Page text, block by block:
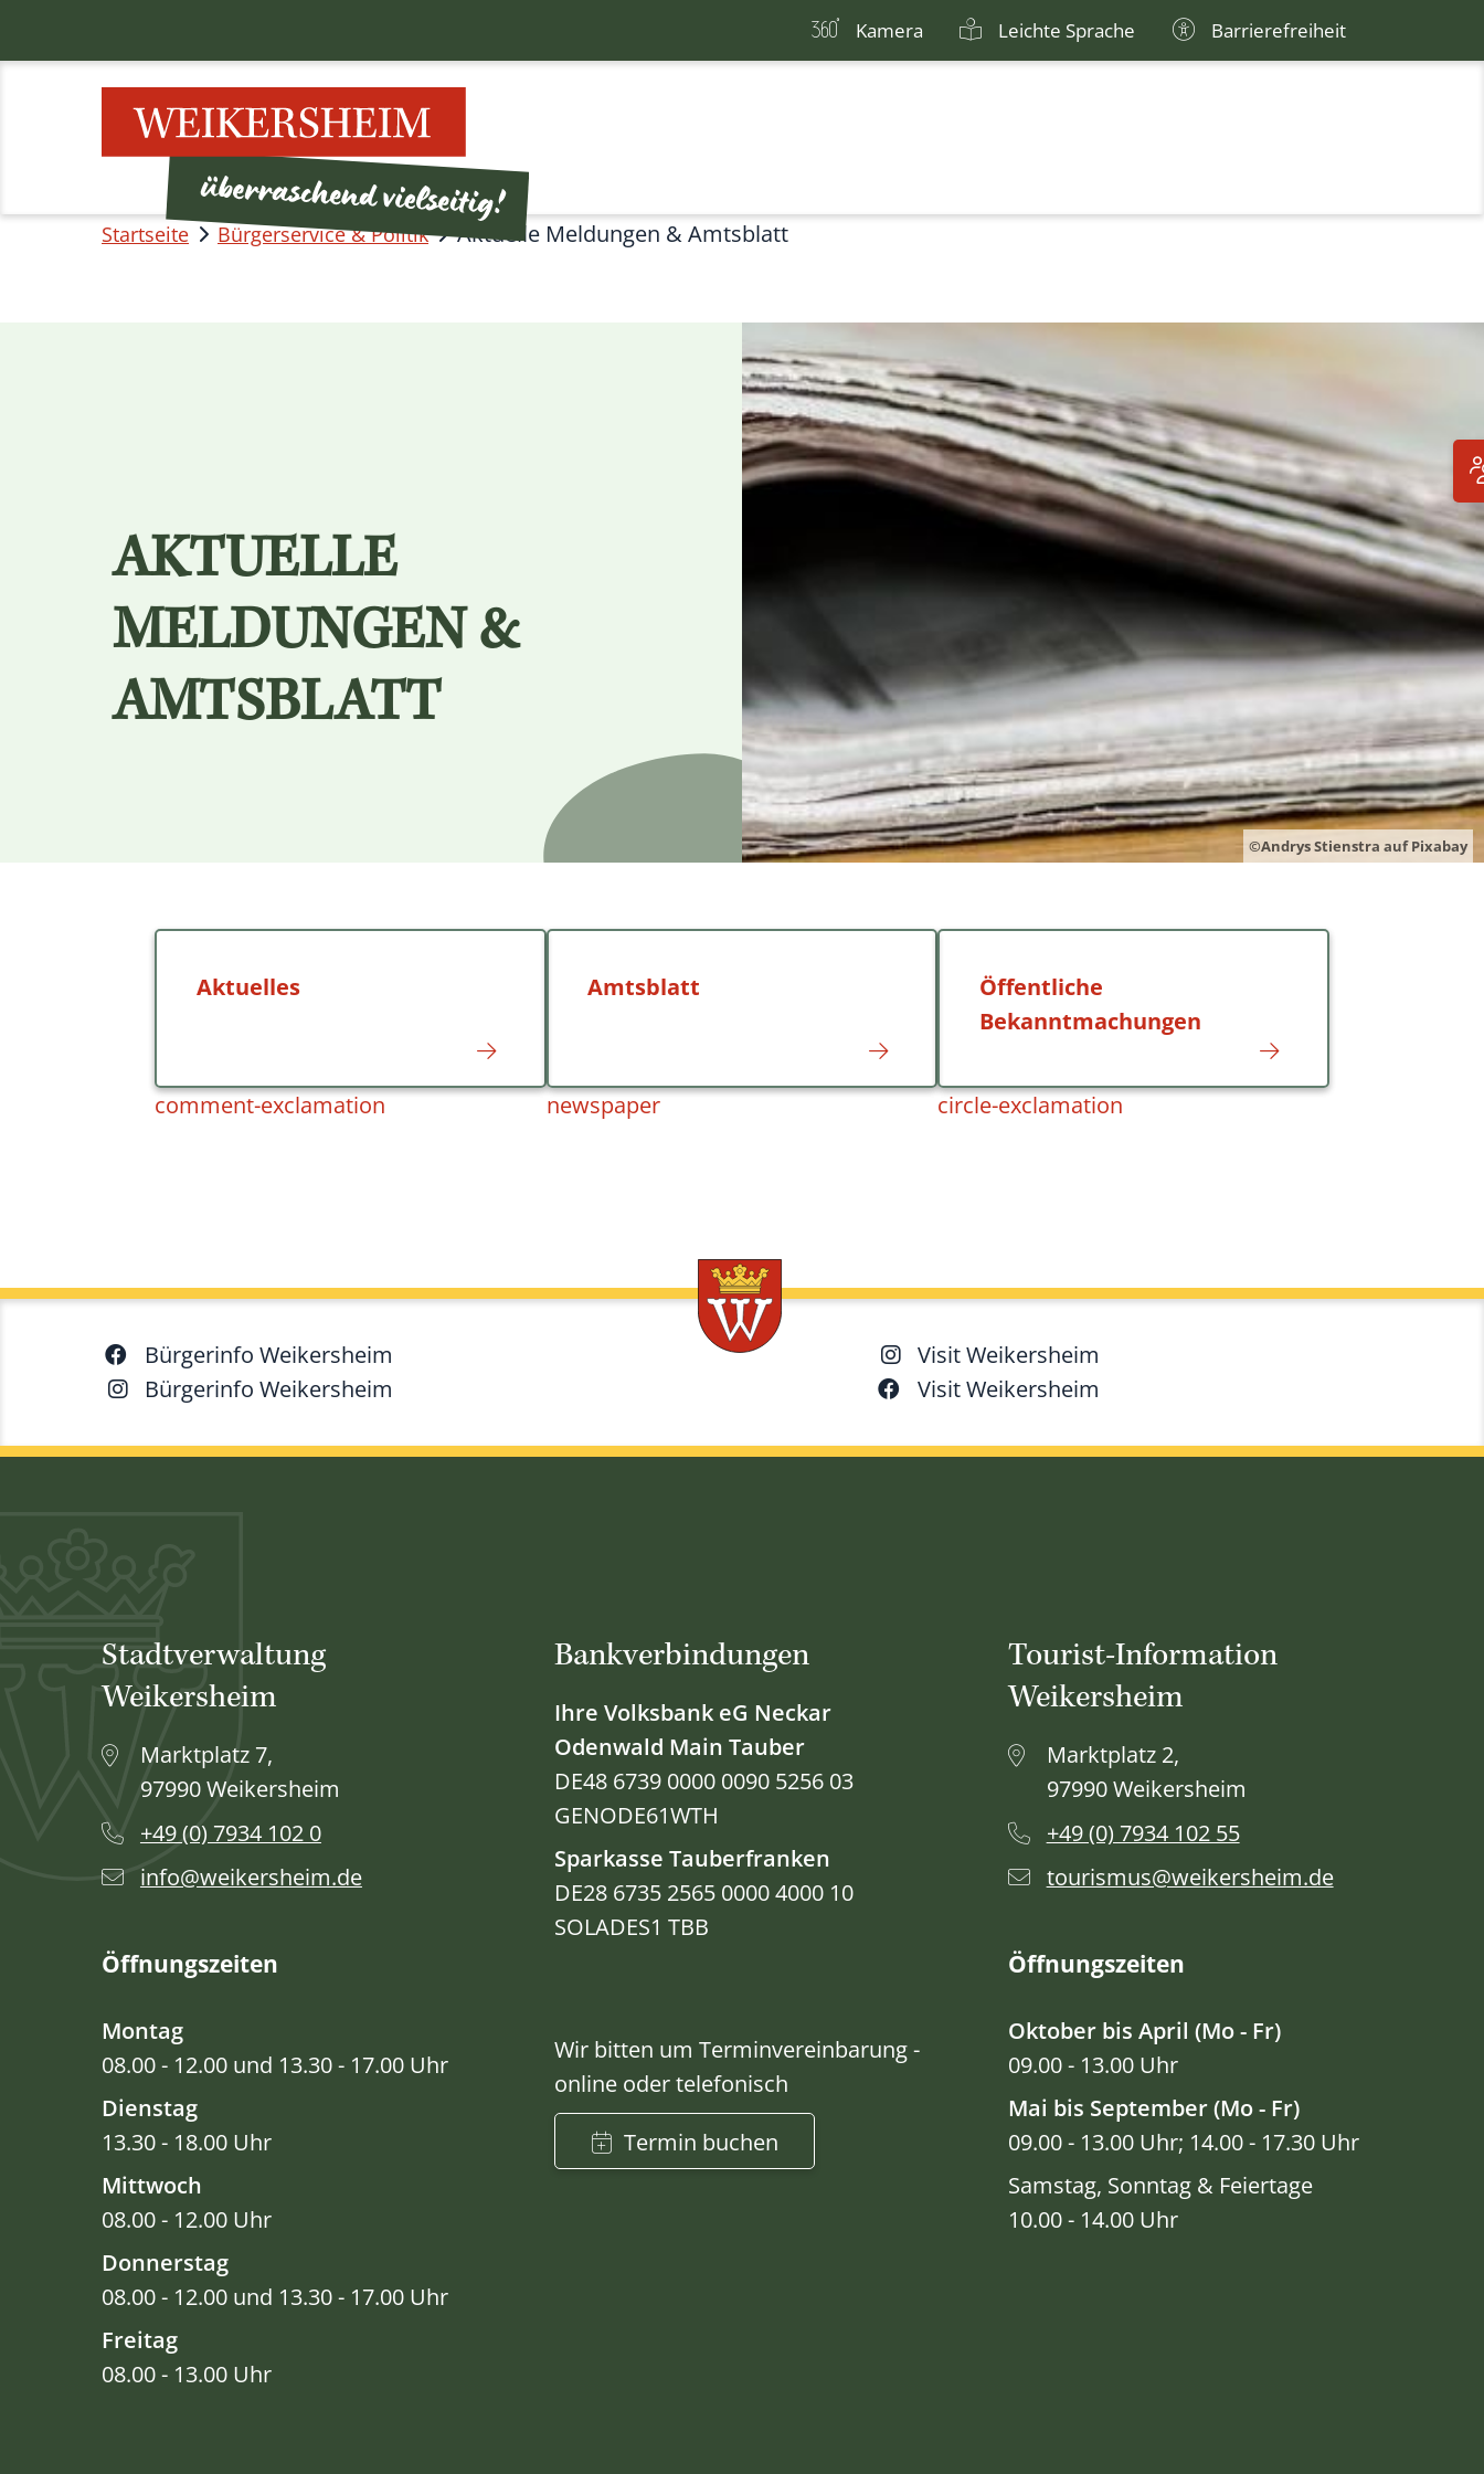
Kamera Leichte Sprache Barrierefreiheit
Startseite Bürgerservice & Politik Aktuelle Meldungen & Amtsblatt
AKTUELLE
MELDUNGEN &
AMTSBLATT
©Andrys Stienstra auf Pixabay
Aktuelles
comment-exclamation
Amtsblatt
newspaper
Öffentliche
Bekanntmachungen
circle-exclamation
Bürgerinfo Weikersheim
Bürgerinfo Weikersheim
Visit Weikersheim
Visit Weikersheim
Stadtverwaltung
Weikersheim
Marktplatz 7,
97990 Weikersheim
+49 (0) 7934 102 0
info@weikersheim.de
Öffnungszeiten
Montag
08.00 - 12.00 und 13.30 - 17.00 Uhr
Dienstag
13.30 - 18.00 Uhr
Mittwoch
08.00 - 12.00 Uhr
Donnerstag
08.00 - 12.00 und 13.30 - 17.00 Uhr
Freitag
08.00 - 13.00 Uhr
Bankverbindungen
Ihre Volksbank eG Neckar
Odenwald Main Tauber
DE48 6739 0000 0090 5256 03
GENODE61WTH
Sparkasse Tauberfranken
DE28 6735 2565 0000 4000 10
SOLADES1 TBB
Wir bitten um Terminvereinbarung -
online oder telefonisch
Termin buchen
Tourist-Information
Weikersheim
Marktplatz 2,
97990 Weikersheim
+49 (0) 7934 102 55
tourismus@weikersheim.de
Öffnungszeiten
Oktober bis April (Mo - Fr)
09.00 - 13.00 Uhr
Mai bis September (Mo - Fr)
09.00 - 13.00 Uhr; 14.00 - 17.30 Uhr
Samstag, Sonntag & Feiertage
10.00 - 14.00 Uhr